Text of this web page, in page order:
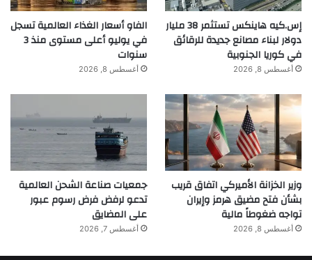
الأمريكية، التي تُعد الأكبر والأكثر تنظيمًا في
هذاالقطاع. في الوقت ذاته، تستهدف أكياس
الكافيين قطاعًا سريع النمو، إذ تُقدّر قيمة سوق
دولار، وتقدم “ريبل” خيارًا مبتكرًا في هذا
المجال.
تُوزع منتجات “ريبل” من خلال منصات
إلكترونية وموزعين عالميين معتمدين، من
إس.كيه هاينكس تستثمر 38 مليار
دولار لبناء مصانع جديدة للرقائق
في كوريا الجنوبية
أغسطس 8, 2026
الفاو أسعار الغذاء العالمية تسجل
في يوليو أعلى مستوى منذ 3
سنوات
أغسطس 8, 2026
وزير الخزانة الأميركي اتفاق قريب
بشأن فتح مضيق هرمز وإيران
تواجه ضغوطاً مالية
أغسطس 8, 2026
جمعيات صناعة الشحن العالمية
تدعو لرفض فرض رسوم عبور
على المضايق
أغسطس 7, 2026